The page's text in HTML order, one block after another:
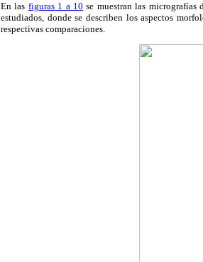
En las figuras 1 a 10 se muestran las micrografías
estudiados, donde se describen los aspectos
respectivas comparaciones.